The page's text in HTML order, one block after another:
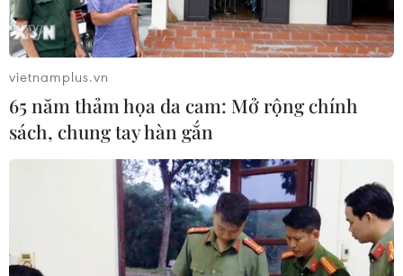
trong vụ Trương Mỹ Lan
Kiện toàn thành viên Ban Chỉ đạo thu hồi tài sản
trong vụ án Vạn Thịnh Phát
Kiện toàn Ban Chỉ đạo liên ngành thu hồi tài sản
trong vụ án Vạn Thịnh Phát
Kiện toàn thành viên Ban Chỉ đạo thu hồi tài sản
trong vụ án Vạn Thịnh Phát
Hơn 40.200 trái chủ đã được nhận bồi hoàn
trong vụ án Trương Mỹ Lan và đồng phạm
vietnamplus.vn
65 năm thảm họa da cam: Mở rộng chính
sách, chung tay hàn gắn